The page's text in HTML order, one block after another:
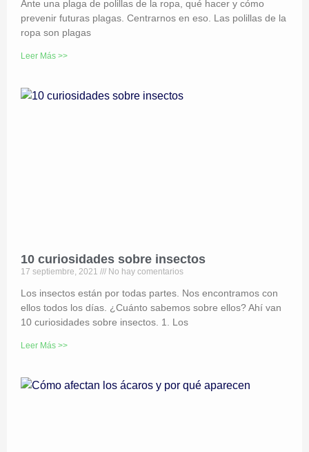
Ante una plaga de polillas de la ropa, qué hacer y cómo
prevenir futuras plagas. Centrarnos en eso. Las polillas de la
ropa son plagas
Leer Más >>
10 curiosidades sobre insectos
17 septiembre, 2021 No hay comentarios
Los insectos están por todas partes. Nos encontramos con
ellos todos los días. ¿Cuánto sabemos sobre ellos? Ahí van
10 curiosidades sobre insectos. 1. Los
Leer Más >>